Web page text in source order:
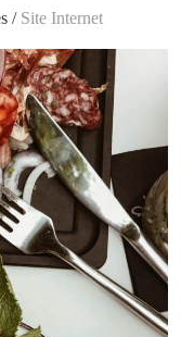
/ Site Internet